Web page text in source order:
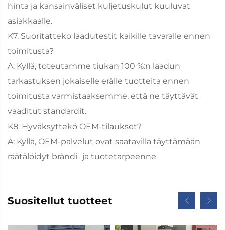
hinta ja kansainväliset kuljetuskulut kuuluvat
asiakkaalle.
K7. Suoritatteko laadutestit kaikille tavaralle ennen
toimitusta?
A: Kyllä, toteutamme tiukan 100 %:n laadun
tarkastuksen jokaiselle erälle tuotteita ennen
toimitusta varmistaaksemme, että ne täyttävät
vaaditut standardit.
K8. Hyväksyttekö OEM-tilaukset?
A: Kyllä, OEM-palvelut ovat saatavilla täyttämään
räätälöidyt brändi- ja tuotetarpeenne.
Suositellut tuotteet